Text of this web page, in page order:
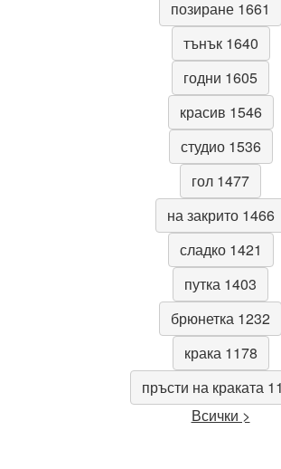
позиране 1661
тънък 1640
годни 1605
красив 1546
студио 1536
гол 1477
на закрито 1466
сладко 1421
путка 1403
брюнетка 1232
крака 1178
пръсти на краката
Всички >